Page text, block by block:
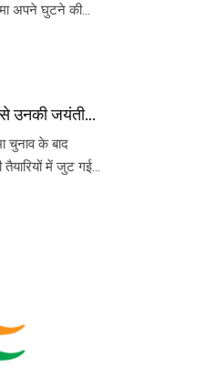
अपने घुटने की...
से उनकी जयंती...
चुनाव के बाद
में जुट गई...